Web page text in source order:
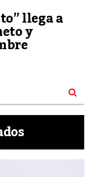
llega a
y